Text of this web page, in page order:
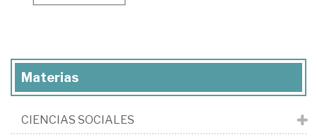
Materias
CIENCIAS SOCIALES